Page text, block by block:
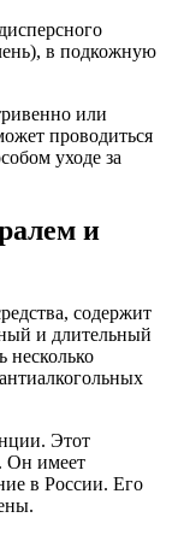
в подкожную
или
проводиться
уходе за
и
содержит
и длительный
несколько
Этот
Он имеет
в России. Его